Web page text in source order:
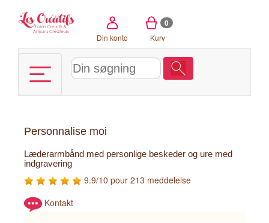
Din konto
0
Kurv
Personnalise moi
Læderarmbånd med personlige beskeder og ure med
indgravering
9.9/10 pour 213 meddelelse
Kontakt